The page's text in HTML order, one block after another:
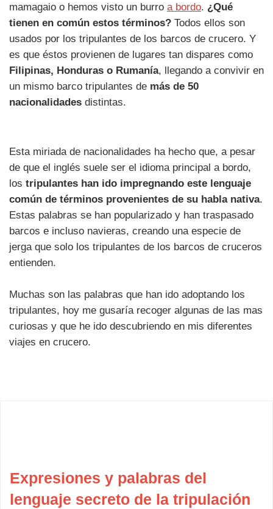
mamagaio o hemos visto un burro a bordo. ¿Qué
tienen en común estos términos? Todos ellos son
usados por los tripulantes de los barcos de crucero. Y
es que éstos provienen de lugares tan dispares como
Filipinas, Honduras o Rumanía, llegando a convivir en
un mismo barco tripulantes de más de 50
nacionalidades distintas.
Esta miriada de nacionalidades ha hecho que, a pesar
de que el inglés suele ser el idioma principal a bordo,
los tripulantes han ido impregnando este lenguaje
común de términos provenientes de su habla nativa.
Estas palabras se han popularizado y han traspasado
barcos e incluso navieras, creando una especie de
jerga que solo los tripulantes de los barcos de cruceros
entienden.
Muchas son las palabras que han ido adoptando los
tripulantes, hoy me gusaría recoger algunas de las mas
curiosas y que he ido descubriendo en mis diferentes
viajes en crucero.
Expresiones y palabras del
lenguaje secreto de la tripulación